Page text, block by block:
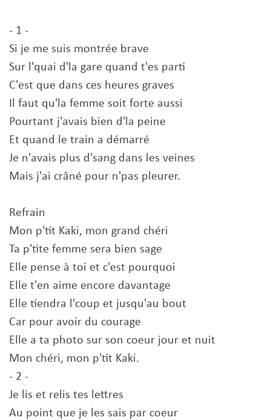
- 1 -
Si je me suis montrée brave
Sur l'quai d'la gare quand t'es parti
C'est que dans ces heures graves
Il faut qu'la femme soit forte aussi
Pourtant j'avais bien d'la peine
Et quand le train a démarré
Je n'avais plus d'sang dans les veines
Mais j'ai crâné pour n'pas pleurer.
Refrain
Mon p'tit Kaki, mon grand chéri
Ta p'tite femme sera bien sage
Elle pense à toi et c'est pourquoi
Elle t'en aime encore davantage
Elle tiendra l'coup et jusqu'au bout
Car pour avoir du courage
Elle a ta photo sur son coeur jour et nuit
Mon chéri, mon p'tit Kaki.
- 2 -
Je lis et relis tes lettres
Au point que je les sais par coeur